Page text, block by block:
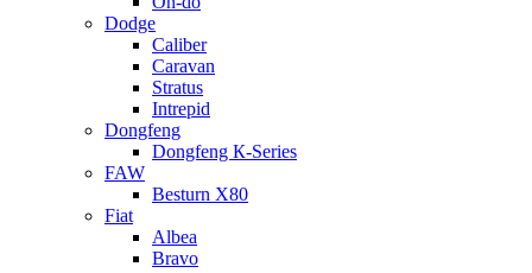
Dodge
Caliber
Caravan
Stratus
Intrepid
Dongfeng
Dongfeng К-Series
FAW
Besturn Х80
Fiat
Albea
Bravo